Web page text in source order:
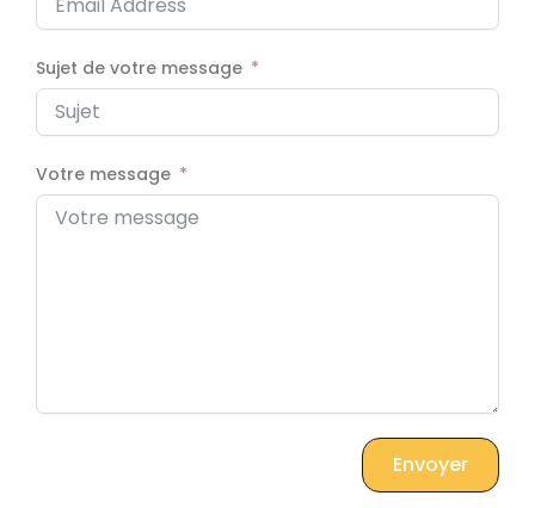
Sujet de votre message
Votre message
Envoyer